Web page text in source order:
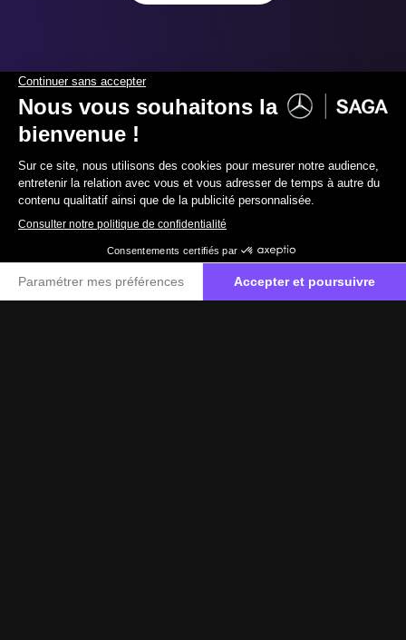
02 387 09 60
Pour financer et assurer votre
nouvelle voiture,
nous vous proposons :
Financement ballon
Réduire à souhait vos mensualités grâce à la valeur